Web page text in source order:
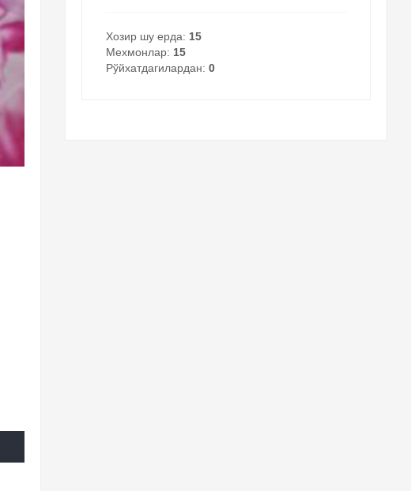
Хозир шу ерда: 15
Мехмонлар: 15
Рўйхатдагилардан: 0